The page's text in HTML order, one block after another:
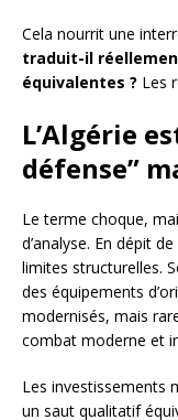
Cela nourrit une
traduit-il
équivalentes ? Les
L’Algérie
défense”
Le terme choque,
d’analyse. En dépit
limites structurelles.
des équipements
modernisés, mais
combat moderne et
Les investissements
un saut qualitatif